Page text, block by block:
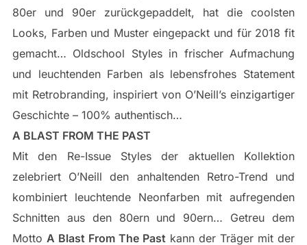
80er und 90er zurückgepaddelt, hat die coolsten
Looks, Farben und Muster eingepackt und für 2018 fit
gemacht… Oldschool Styles in frischer Aufmachung
und leuchtenden Farben als lebensfrohes Statement
mit Retrobranding, inspiriert von O’Neill’s einzigartiger
Geschichte – 100% authentisch…
A BLAST FROM THE PAST
Mit den Re-Issue Styles der aktuellen Kollektion
zelebriert O’Neill den anhaltenden Retro-Trend und
kombiniert leuchtende Neonfarben mit aufregenden
Schnitten aus den 80ern und 90ern… Getreu dem
Motto A Blast From The Past kann der Träger mit der